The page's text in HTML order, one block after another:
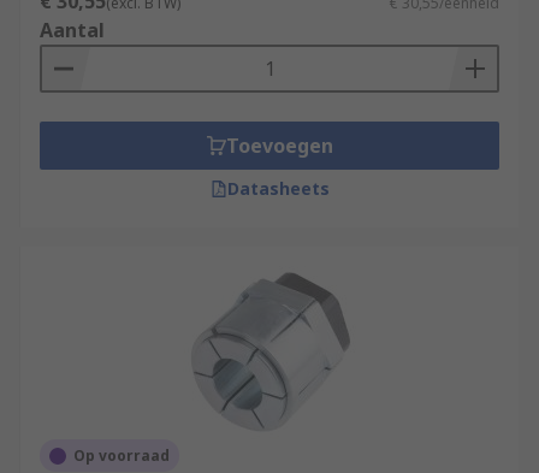
Aantal
Toevoegen
Datasheets
Op voorraad